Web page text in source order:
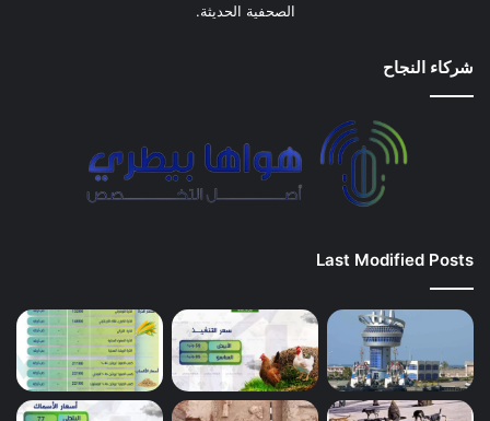
الصحفية الحديثة.
شركاء النجاح
Last Modified Posts